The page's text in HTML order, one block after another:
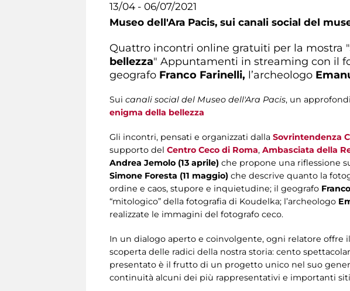
13/04 - 06/07/2021
Museo dell'Ara Pacis, sui canali social del
Quattro incontri online gratuiti per la mostra "
bellezza" Appuntamenti in streaming con il
geografo Franco Farinelli, l’archeologo
Sui canali social del Museo dell'Ara Pacis, un
enigma della bellezza
Gli incontri, pensati e organizzati dalla Sovrintendenza
supporto del Centro Ceco di Roma, Ambasciata della
Andrea Jemolo (13 aprile) che propone una riflessione
Simone Foresta (11 maggio) che descrive quanto la
ordine e caos, stupore e inquietudine; il geografo
“mitologico” della fotografia di Koudelka; l’archeologo
realizzate le immagini del fotografo ceco.
In un dialogo aperto e coinvolgente, ogni relatore offre
scoperta delle radici della nostra storia: cento
presentato è il frutto di un progetto unico nel suo
continuità alcuni dei più rappresentativi e importanti